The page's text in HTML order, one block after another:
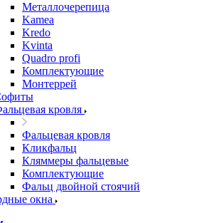
Металлочерепица
Kamea
Kredo
Kvinta
Quadro profi
Комплектующие
Монтеррей
кровля
Фальцевая кровля
Кликфальц
Кляммеры фальцевые
Комплектующие
Фальц двойной стоячий
окна